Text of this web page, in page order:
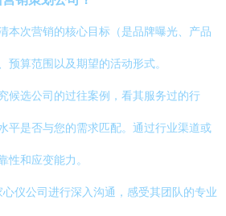
本次营销的核心目标（是品牌曝光、产品
预算范围以及期望的活动形式。
候选公司的过往案例，看其服务过的行
平是否与您的需求匹配。通过行业渠道或
性和应变能力。
心仪公司进行深入沟通，感受其团队的专业